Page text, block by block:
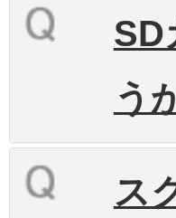
SD
う
ス